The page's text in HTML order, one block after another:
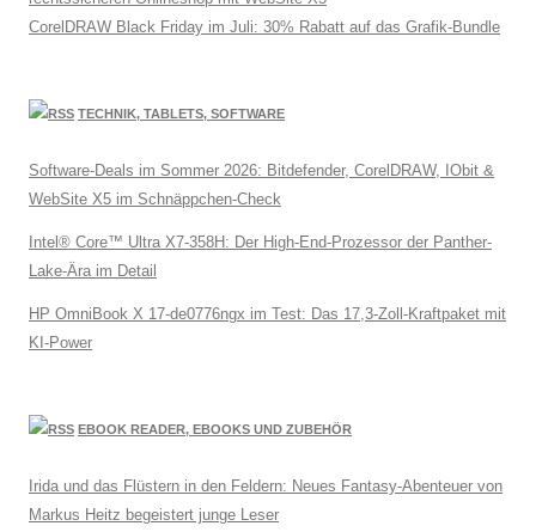
CorelDRAW Black Friday im Juli: 30% Rabatt auf das Grafik-Bundle
TECHNIK, TABLETS, SOFTWARE
Software-Deals im Sommer 2026: Bitdefender, CorelDRAW, IObit &
WebSite X5 im Schnäppchen-Check
Intel® Core™ Ultra X7-358H: Der High-End-Prozessor der Panther-
Lake-Ära im Detail
HP OmniBook X 17-de0776ngx im Test: Das 17,3-Zoll-Kraftpaket mit
KI-Power
EBOOK READER, EBOOKS UND ZUBEHÖR
Irida und das Flüstern in den Feldern: Neues Fantasy-Abenteuer von
Markus Heitz begeistert junge Leser